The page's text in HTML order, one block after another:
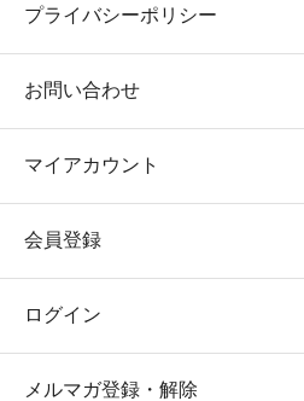
プライバシーポリシー
お問い合わせ
マイアカウント
会員登録
ログイン
メルマガ登録・解除